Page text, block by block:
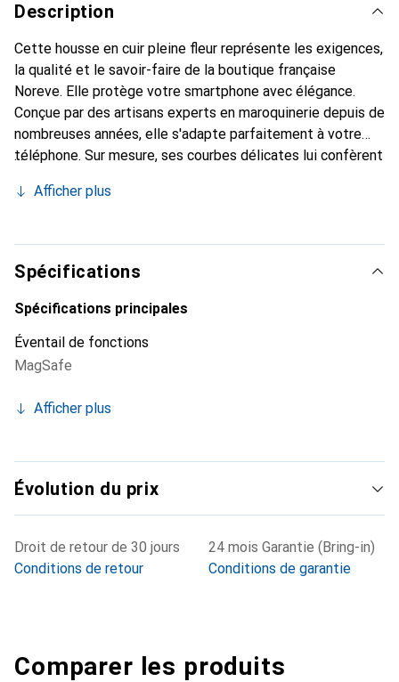
Description
Cette housse en cuir pleine fleur représente les exigences,
la qualité et le savoir-faire de la boutique française
Noreve. Elle protège votre smartphone avec élégance.
Conçue par des artisans experts en maroquinerie depuis de
nombreuses années, elle s'adapte parfaitement à votre
téléphone. Sur mesure, ses courbes délicates lui confèrent
et indispensable de votre smartphone. Reconnaître
marque Noreve est un choix sûr pour une clientèle
exigeante.
Afficher plus
Spécifications
Spécifications principales
Éventail de fonctions
MagSafe
Afficher plus
Évolution du prix
Droit de retour de 30 jours
Conditions de retour
24 mois Garantie (Bring-in)
Conditions de garantie
Comparer les produits